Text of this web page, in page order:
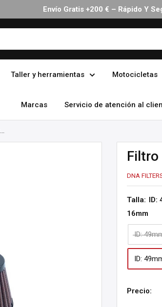
Envío Gratis +200 € – Rápido Y
Taller y herramientas Motocicletas
Marcas Servicio de atención al
Filtro
DNA
Talla: ID:
16mm
ID:
ID:
Precio: